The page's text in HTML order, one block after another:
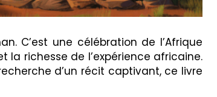
C’est une célébration de l’Afrique
richesse de l’expérience africaine.
d’un récit captivant, ce livre